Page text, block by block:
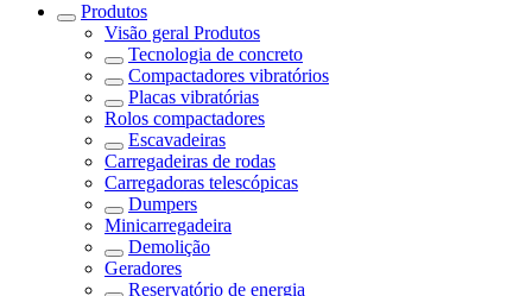
Produtos
Visão geral Produtos
Tecnologia de concreto
Compactadores vibratórios
Placas vibratórias
Rolos compactadores
Escavadeiras
Carregadeiras de rodas
Carregadoras telescópicas
Dumpers
Minicarregadeira
Demolição
Geradores
Reservatório de energia